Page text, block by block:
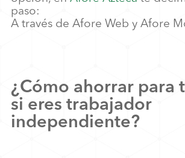
paso:
A través de Afore Web y Afore
¿Cómo ahorrar para
si eres trabajador
independiente?